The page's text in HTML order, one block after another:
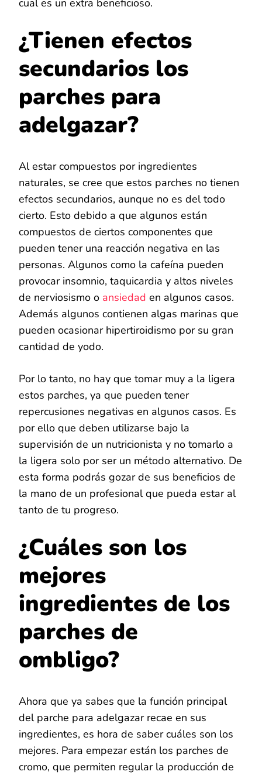
¿Tienen efectos
secundarios los
parches para
adelgazar?
Al estar compuestos por ingredientes
naturales, se cree que estos parches no tienen
efectos secundarios, aunque no es del todo
cierto. Esto debido a que algunos están
compuestos de ciertos componentes que
pueden tener una reacción negativa en las
personas. Algunos como la cafeína pueden
provocar insomnio, taquicardia y altos niveles
de nerviosismo o ansiedad en algunos casos.
Además algunos contienen algas marinas que
pueden ocasionar hipertiroidismo por su gran
cantidad de yodo.
Por lo tanto, no hay que tomar muy a la ligera
estos parches, ya que pueden tener
repercusiones negativas en algunos casos. Es
por ello que deben utilizarse bajo la
supervisión de un nutricionista y no tomarlo a
la ligera solo por ser un método alternativo. De
esta forma podrás gozar de sus beneficios de
la mano de un profesional que pueda estar al
tanto de tu progreso.
¿Cuáles son los
mejores
ingredientes de los
parches de
ombligo?
Ahora que ya sabes que la función principal
del parche para adelgazar recae en sus
ingredientes, es hora de saber cuáles son los
mejores. Para empezar están los parches de
cromo, que permiten regular la producción de